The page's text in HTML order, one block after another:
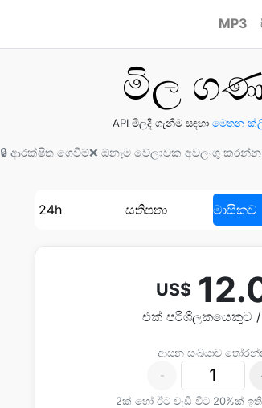
MP3
මිල
API මිලදී ගැනීම සඳහා මෙතන
🔒 ආරක්ෂිත ගෙවීම්❌ ඕනෑම වේලාවක අවලංගු කරන්න
24h සතිපතා මාසිකව
US$
එක් පරිශීලකයෙකුට
ආසන සංඛ්යාව
-
2ක් හෝ ඊට වැඩි විට 20%ක්